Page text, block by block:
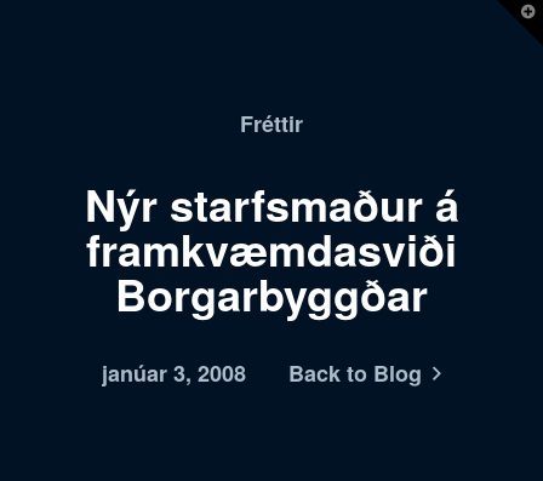
Fréttir
Nýr starfsmaður á
framkvæmdasviði
Borgarbyggðar
janúar 3, 2008 Back to Blog